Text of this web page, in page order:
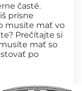
časté.
prísne
musíte mať vo
Prečítajte si
mať so
po